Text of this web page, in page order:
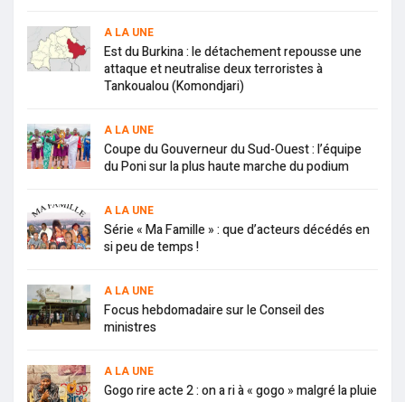
A LA UNE
Est du Burkina : le détachement repousse une
attaque et neutralise deux terroristes à
Tankoualou (Komondjari)
A LA UNE
Coupe du Gouverneur du Sud-Ouest : l’équipe
du Poni sur la plus haute marche du podium
A LA UNE
Série « Ma Famille » : que d’acteurs décédés en
si peu de temps !
A LA UNE
Focus hebdomadaire sur le Conseil des
ministres
A LA UNE
Gogo rire acte 2 : on a ri à « gogo » malgré la pluie